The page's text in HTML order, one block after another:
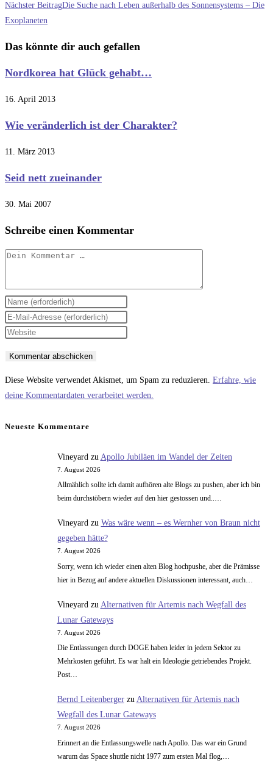
ansehen
Nächster BeitragDie Suche nach Leben außerhalb des Sonnensystems – Die
Exoplaneten
Das könnte dir auch gefallen
Nordkorea hat Glück gehabt…
16. April 2013
Wie veränderlich ist der Charakter?
11. März 2013
Seid nett zueinander
30. Mai 2007
Schreibe einen Kommentar
Kommentar
Gib
deinen
Namen
zum
Kommentieren
Gib
deine
Adresse
zum
ein
Gib
URL
ein
Diese Website verwendet Akismet, um Spam zu reduzieren. Erfahre, wie
deine Kommentardaten verarbeitet werden.
Neueste Kommentare
Vineyard zu Apollo Jubiläen im Wandel der Zeiten
7. August 2026
Allmählich sollte ich damit aufhören alte Blogs zu pushen, aber ich bin
beim durchstöbern wieder auf den hier gestossen und..…
Vineyardzu Was wäre wenn – es Wernher von Braun nicht
gegeben hätte?
7. August 2026
Sorry, wenn ich wieder einen alten Blog hochpushe, aber die Prämisse
hier in Bezug auf andere aktuellen Diskussionen interessant, auch…
Vineyard zu Alternativen für Artemis nach Wegfall des
Lunar Gateways
7. August 2026
Die Entlassungen durch DOGE haben leider in jedem Sektor zu
Mehrkosten geführt. Es war halt ein Ideologie getriebendes Projekt.
Post…
Bernd Leitenbergerzu Alternativen für Artemis nach
Wegfall des Lunar Gateways
7. August 2026
Erinnert an die Entlassungswelle nach Apollo. Das war ein Grund
warum das Space shuttle nicht 1977 zum ersten Mal flog,…